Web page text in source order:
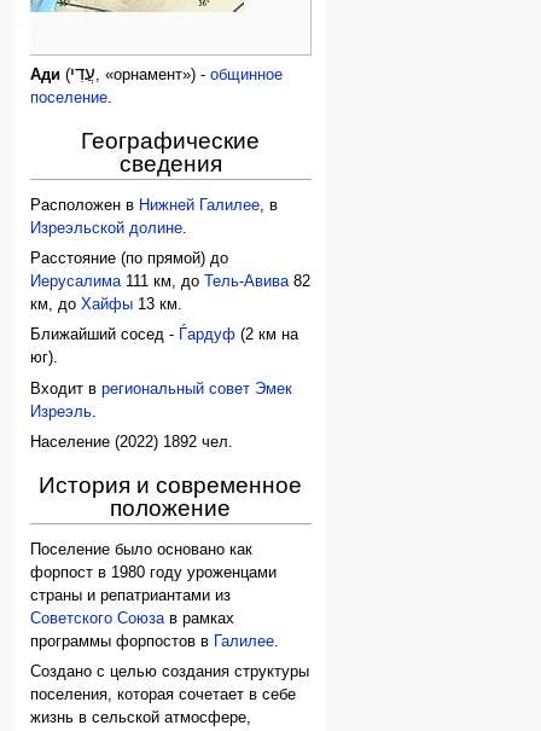
Ади (עֲדִי, «орнамент») -общинное
поселение.
Географические
сведения
Расположен в Нижней Галилее , в
Изреэльской долине
Расстояние (по прямой) до
Иерусалима111 км, до Тель-Авива82
км, доХайфы 13 км.
Ближайший сосед -
Ѓардуф (2 км на
юг).
Входит врегиональный совет Эмек
Изреэль.
Население (2022) 1892 чел.
История и современное
положение
Поселение было основано как
форпост в 1980 году уроженцами
страны и репатриантами из
Советского Союза в рамках
программы форпостов в Галилее
Создано с целью создания структуры
поселения, которая сочетает в себе
жизнь в сельской атмосфере,